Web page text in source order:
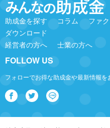
助成金を探す コラム ファ
ダウンロード
経営者の方へ
士業の方へ
FOLLOW US
フォローでお得な助成金や最新情報を